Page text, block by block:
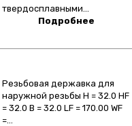
твердосплавными…
Подробнее
Резьбовая державка для
наружной резьбы H = 32.0 HF
= 32.0 B = 32.0 LF = 170.00 WF
=…